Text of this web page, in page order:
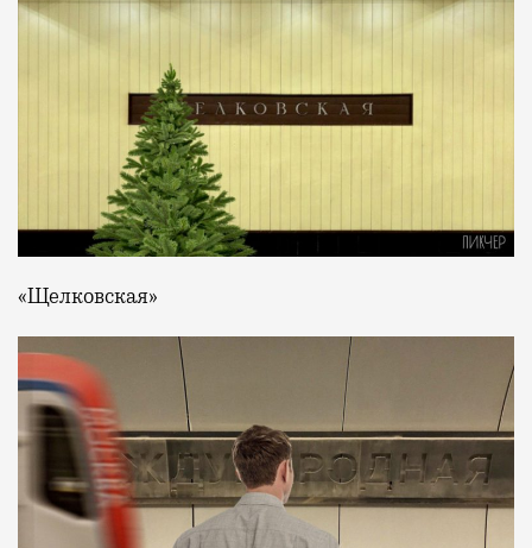
«Щелковская»